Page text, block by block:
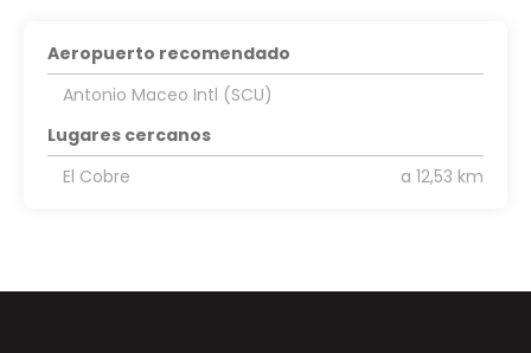
Aeropuerto recomendado
Antonio Maceo Intl (SCU)
Lugares cercanos
El Cobre
a 12,53 km